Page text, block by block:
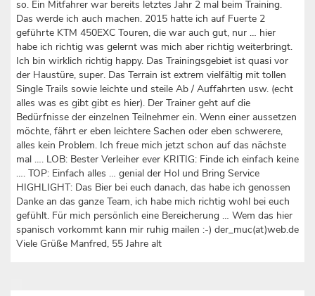
so. Ein Mitfahrer war bereits letztes Jahr 2 mal beim Training.
Das werde ich auch machen. 2015 hatte ich auf Fuerte 2
geführte KTM 450EXC Touren, die war auch gut, nur … hier
habe ich richtig was gelernt was mich aber richtig weiterbringt.
Ich bin wirklich richtig happy. Das Trainingsgebiet ist quasi vor
der Haustüre, super. Das Terrain ist extrem vielfältig mit tollen
Single Trails sowie leichte und steile Ab / Auffahrten usw. (echt
alles was es gibt gibt es hier). Der Trainer geht auf die
Bedürfnisse der einzelnen Teilnehmer ein. Wenn einer aussetzen
möchte, fährt er eben leichtere Sachen oder eben schwerere,
alles kein Problem. Ich freue mich jetzt schon auf das nächste
mal …. LOB: Bester Verleiher ever KRITIG: Finde ich einfach keine
…. TOP: Einfach alles … genial der Hol und Bring Service
HIGHLIGHT: Das Bier bei euch danach, das habe ich genossen
Danke an das ganze Team, ich habe mich richtig wohl bei euch
gefühlt. Für mich persönlich eine Bereicherung … Wem das hier
spanisch vorkommt kann mir ruhig mailen :-) der_muc(at)web.de
Viele Grüße Manfred, 55 Jahre alt